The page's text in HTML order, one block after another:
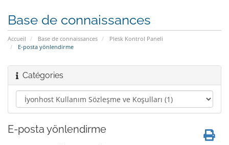
Base de connaissances
Accueil Base de connaissances
Plesk Kontrol Paneli
E-posta yönlendirme
Catégories
E-posta yönlendirme